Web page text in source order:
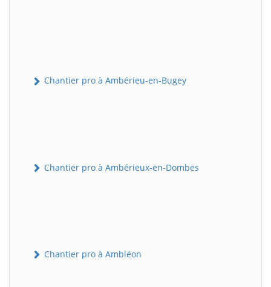
Chantier pro à Ambérieu-en-Bugey
Chantier pro à Ambérieux-en-Dombes
Chantier pro à Ambléon